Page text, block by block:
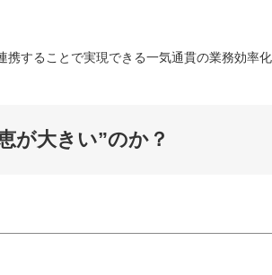
することで実現できる一気通貫の業務効率化
が大きい”のか？